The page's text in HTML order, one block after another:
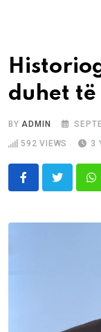
duhet
BYADMIN
592 VIEWS 3